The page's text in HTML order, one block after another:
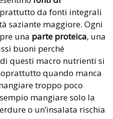
da fonti integrali
saziante maggiore. Ogni
una parte proteica, una
buoni perché
questi macro nutrienti si
quando manca
troppo poco
mangiare solo la
o un’insalata rischia